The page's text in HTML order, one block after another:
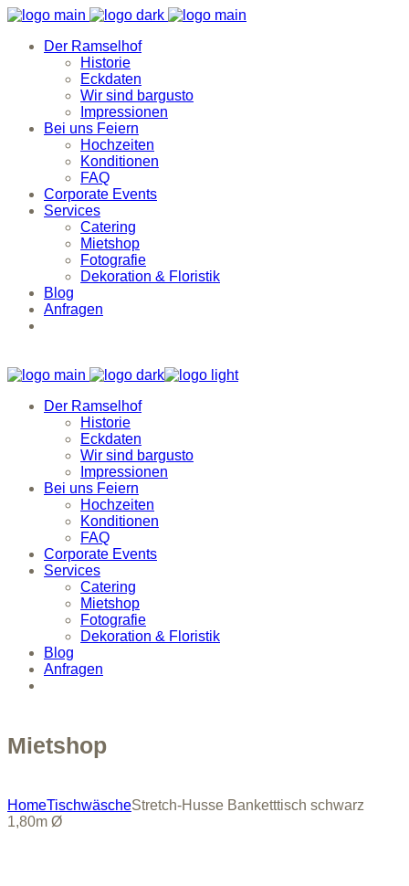
Der Ramselhof
Historie
Eckdaten
Wir sind bargusto
Impressionen
Bei uns Feiern
Hochzeiten
Konditionen
FAQ
Corporate Events
Services
Catering
Mietshop
Fotografie
Dekoration & Floristik
Blog
Anfragen
Der Ramselhof
Historie
Eckdaten
Wir sind bargusto
Impressionen
Bei uns Feiern
Hochzeiten
Konditionen
FAQ
Corporate Events
Services
Catering
Mietshop
Fotografie
Dekoration & Floristik
Blog
Anfragen
Mietshop
HomeTischwäscheStretch-Husse Banketttisch schwarz
1,80m Ø